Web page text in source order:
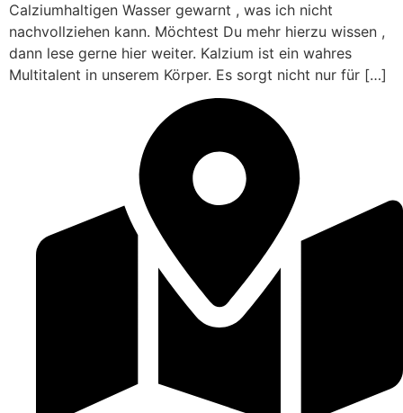
Calziumhaltigen Wasser gewarnt , was ich nicht
nachvollziehen kann. Möchtest Du mehr hierzu wissen ,
dann lese gerne hier weiter. Kalzium ist ein wahres
Multitalent in unserem Körper. Es sorgt nicht nur für […]